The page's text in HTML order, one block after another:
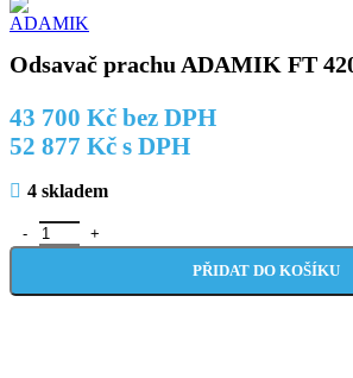
Odsavač prachu ADAMIK FT
43 700 Kč bez DPH
52 877 Kč s DPH
4 skladem
Odsavač prachu ADAMIK FT 420 PEA
PŘIDAT DO KOŠÍKU